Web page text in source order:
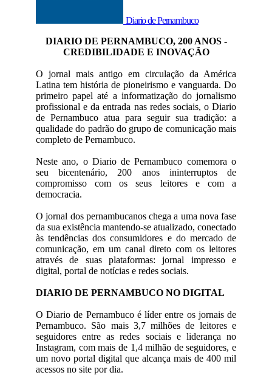
Diario de Pernambuco
DIARIO DE PERNAMBUCO, 200 ANOS -
CREDIBILIDADE E INOVAÇÃO
O jornal mais antigo em circulação da América
Latina tem história de pioneirismo e vanguarda. Do
primeiro papel até a informatização do jornalismo
profissional e da entrada nas redes sociais, o Diario
de Pernambuco atua para seguir sua tradição: a
qualidade do padrão do grupo de comunicação mais
completo de Pernambuco.
Neste ano, o Diario de Pernambuco comemora o
seu bicentenário, 200 anos ininterruptos de
compromisso com os seus leitores e com a
democracia.
O jornal dos pernambucanos chega a uma nova fase
da sua existência mantendo-se atualizado, conectado
às tendências dos consumidores e do mercado de
comunicação, em um canal direto com os leitores
através de suas plataformas: jornal impresso e
digital, portal de notícias e redes sociais.
DIARIO DE PERNAMBUCO NO DIGITAL
O Diario de Pernambuco é líder entre os jornais de
Pernambuco. São mais 3,7 milhões de leitores e
seguidores entre as redes sociais e liderança no
Instagram, com mais de 1,4 milhão de seguidores, e
um novo portal digital que alcança mais de 400 mil
acessos no site por dia.